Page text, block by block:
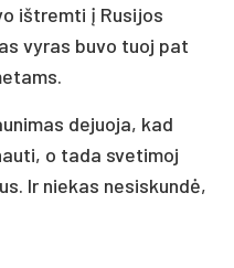
ištremti į Rusijos
vyras buvo tuoj pat
dejuoja, kad
o tada svetimoj
Ir niekas nesiskundė,